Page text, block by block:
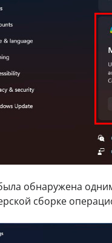
обнаружена
сборке